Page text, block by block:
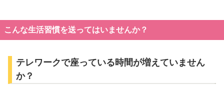
こんな生活習慣を送ってはいませんか？
テレワークで座っている時間が増えていません
か？